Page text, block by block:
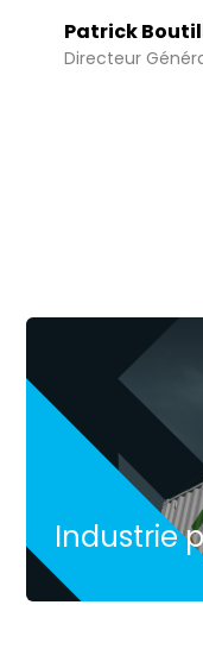
Patrick
Directeur
Industrie